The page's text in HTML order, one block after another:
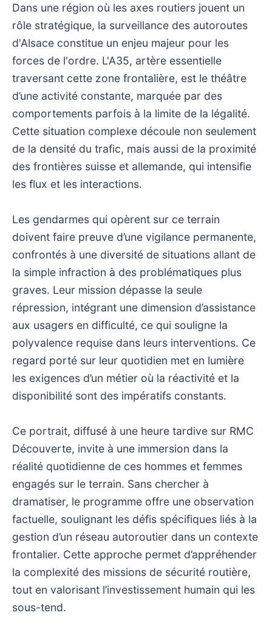
Dans une région où les axes routiers jouent un
rôle stratégique, la surveillance des autoroutes
d'Alsace constitue un enjeu majeur pour les
forces de l'ordre. L'A35, artère essentielle
traversant cette zone frontalière, est le théâtre
d’une activité constante, marquée par des
comportements parfois à la limite de la légalité.
Cette situation complexe découle non seulement
de la densité du trafic, mais aussi de la proximité
des frontières suisse et allemande, qui intensifie
les flux et les interactions.
Les gendarmes qui opèrent sur ce terrain
doivent faire preuve d’une vigilance permanente,
confrontés à une diversité de situations allant de
la simple infraction à des problématiques plus
graves. Leur mission dépasse la seule
répression, intégrant une dimension d’assistance
aux usagers en difficulté, ce qui souligne la
polyvalence requise dans leurs interventions. Ce
regard porté sur leur quotidien met en lumière
les exigences d’un métier où la réactivité et la
disponibilité sont des impératifs constants.
Ce portrait, diffusé à une heure tardive sur RMC
Découverte, invite à une immersion dans la
réalité quotidienne de ces hommes et femmes
engagés sur le terrain. Sans chercher à
dramatiser, le programme offre une observation
factuelle, soulignant les défis spécifiques liés à la
gestion d’un réseau autoroutier dans un contexte
frontalier. Cette approche permet d’appréhender
la complexité des missions de sécurité routière,
tout en valorisant l’investissement humain qui les
sous-tend.